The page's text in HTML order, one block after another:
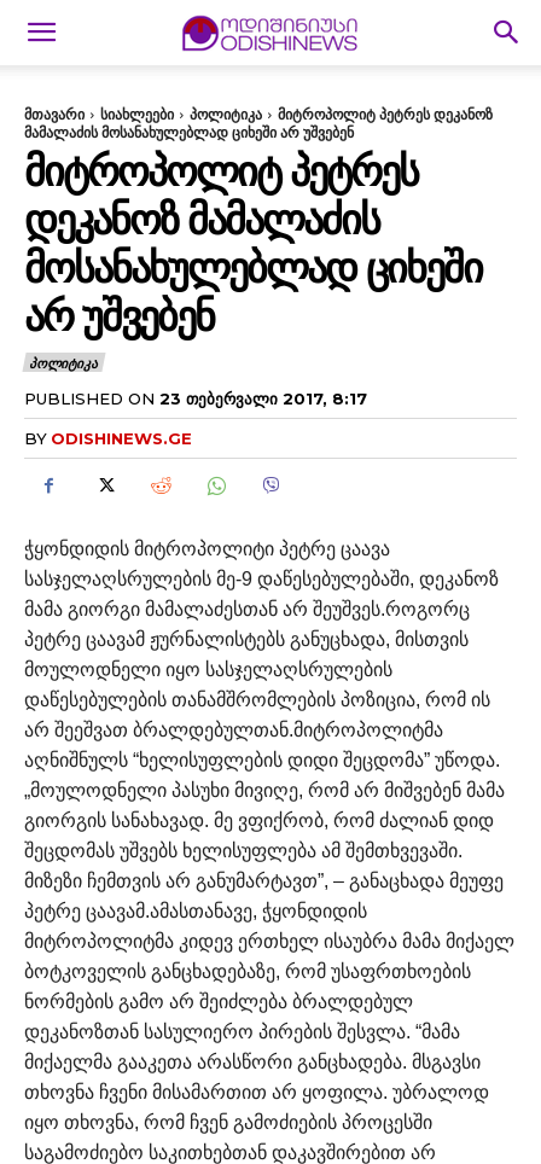
მთავარი სიახლეები პოლიტიკა
მიტროპოლიტ პეტრეს დეკანოზ
მამალაძის მოსანახულებლად ციხეში არ უშვებენ
ᲛᲘᲢᲠᲝᲞᲝᲚᲘᲢ ᲞᲔᲢᲠᲔᲡ
ᲓᲔᲙᲐᲜᲝᲖ ᲛᲐᲛᲐᲚᲐᲫᲘᲡ
ᲛᲝᲡᲐᲜᲐᲮᲣᲚᲔᲑᲚᲐᲓ ᲪᲘᲮᲔᲨᲘ
ᲐᲠ ᲣᲨᲕᲔᲑᲔᲜ
ᲞᲝᲚᲘᲢᲘᲙᲐ
PUBLISHED ON 23 ᲗᲔᲑᲔᲠᲕᲐᲚᲘ 2017, 8:17
BY ODISHINEWS.GE
ჭყონდიდის მიტროპოლიტი პეტრე ცაავა
სასჯელაღსრულების მე-9 დაწესებულებაში, დეკანოზ
მამა გიორგი მამალაძესთან არ შეუშვეს.როგორც
პეტრე ცაავამ ჟურნალისტებს განუცხადა, მისთვის
მოულოდნელი იყო სასჯელაღსრულების
დაწესებულების თანამშრომლების პოზიცია, რომ ის
არ შეეშვათ ბრალდებულთან.მიტროპოლიტმა
აღნიშნულს “ხელისუფლების დიდი შეცდომა” უწოდა.
„მოულოდნელი პასუხი მივიღე, რომ არ მიშვებენ მამა
გიორგის სანახავად. მე ვფიქრობ, რომ ძალიან დიდ
შეცდომას უშვებს ხელისუფლება ამ შემთხვევაში.
მიზეზი ჩემთვის არ განუმარტავთ”, – განაცხადა მეუფე
პეტრე ცაავამ.ამასთანავე, ჭყონდიდის
მიტროპოლიტმა კიდევ ერთხელ ისაუბრა მამა მიქაელ
ბოტკოველის განცხადებაზე, რომ უსაფრთხოების
ნორმების გამო არ შეიძლება ბრალდებულ
დეკანოზთან სასულიერო პირების შესვლა. “მამა
მიქაელმა გააკეთა არასწორი განცხადება. მსგავსი
თხოვნა ჩვენი მისამართით არ ყოფილა. უბრალოდ
იყო თხოვნა, რომ ჩვენ გამოძიების პროცესში
საგამოძიებო საკითხებთან დაკავშირებით არ